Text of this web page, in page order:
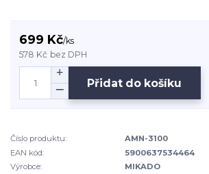
699 Kč/ks
578 Kč bez DPH
Přidat do košíku
Číslo produktu:
AMN-3100
EAN kód:
5900637534464
Výrobce:
MIKADO